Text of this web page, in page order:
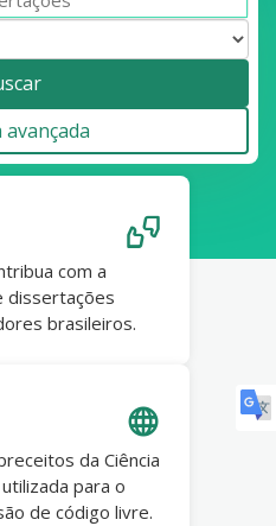
avançada
com a
dissertações
brasileiros.
da Ciência
para o
de código livre.